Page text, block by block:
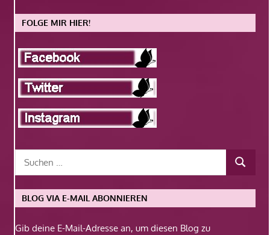
FOLGE MIR HIER!
BLOG VIA E-MAIL ABONNIEREN
Gib deine E-Mail-Adresse an, um diesen Blog zu